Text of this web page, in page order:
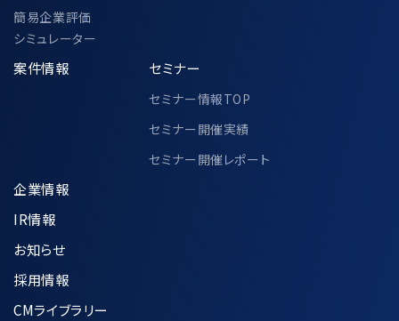
簡易企業評価
シミュレーター
案件情報 セミナー
セミナー情報TOP
セミナー開催実績
セミナー開催レポート
企業情報
IR情報
お知らせ
採用情報
CMライブラリー